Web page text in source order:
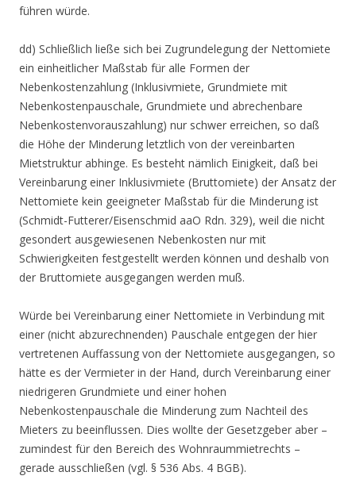
führen würde.
dd) Schließlich ließe sich bei Zugrundelegung der Nettomiete
ein einheitlicher Maßstab für alle Formen der
Nebenkostenzahlung (Inklusivmiete, Grundmiete mit
Nebenkostenpauschale, Grundmiete und abrechenbare
Nebenkostenvorauszahlung) nur schwer erreichen, so daß
die Höhe der Minderung letztlich von der vereinbarten
Mietstruktur abhinge. Es besteht nämlich Einigkeit, daß bei
Vereinbarung einer Inklusivmiete (Bruttomiete) der Ansatz der
Nettomiete kein geeigneter Maßstab für die Minderung ist
(Schmidt-Futterer/Eisenschmid aaO Rdn. 329), weil die nicht
gesondert ausgewiesenen Nebenkosten nur mit
Schwierigkeiten festgestellt werden können und deshalb von
der Bruttomiete ausgegangen werden muß.
Würde bei Vereinbarung einer Nettomiete in Verbindung mit
einer (nicht abzurechnenden) Pauschale entgegen der hier
vertretenen Auffassung von der Nettomiete ausgegangen, so
hätte es der Vermieter in der Hand, durch Vereinbarung einer
niedrigeren Grundmiete und einer hohen
Nebenkostenpauschale die Minderung zum Nachteil des
Mieters zu beeinflussen. Dies wollte der Gesetzgeber aber –
zumindest für den Bereich des Wohnraummietrechts –
gerade ausschließen (vgl. § 536 Abs. 4 BGB).